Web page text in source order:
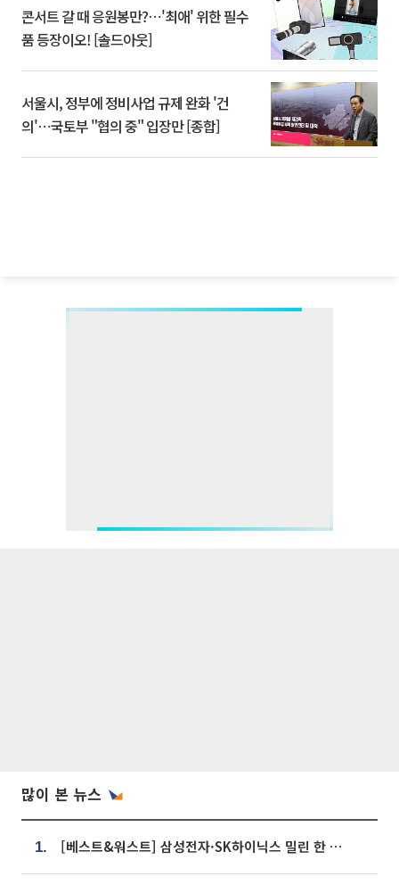
콘서트 갈 때 응원봉만?⋯'최애' 위한 필수
품 등장이오! [솔드아웃]
서울시, 정부에 정비사업 규제 완화 '건
의'⋯국토부 "협의 중" 입장만 [종합]
많이 본 뉴스
1. [베스트&워스트] 삼성전자·SK하이닉스 밀린 한 주…상상인증권은 85% 급등